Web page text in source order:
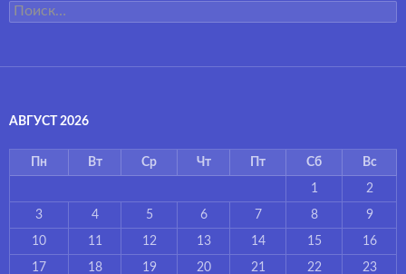
Найти:
АВГУСТ 2026
Пн Вт Ср Чт Пт Сб Вс
1 2
3 4 5 6 7 8 9
10 11 12 13 14 15 16
17 18 19 20 21 22 23